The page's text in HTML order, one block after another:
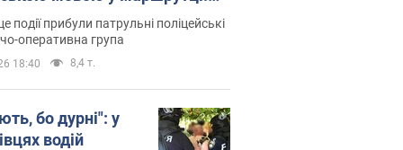
склала адмінпротокол.
події прибули патрульні поліцейські
оперативна група
18:40 8,4 т.
бо дурні": у
водій